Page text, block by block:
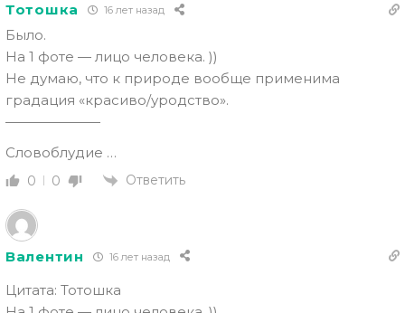
Тотошка 16 лет назад
Было.
На 1 фоте — лицо человека. ))
Не думаю, что к природе вообще применима
градация «красиво/уродство».
———————
Словоблудие …
0 0 Ответить
Валентин 16 лет назад
Цитата: Тотошка